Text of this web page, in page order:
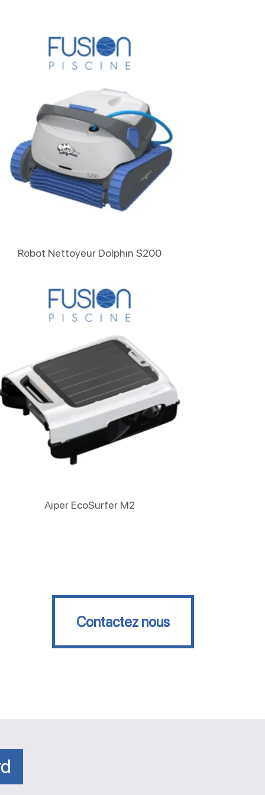
Robot Nettoyeur Dolphin S200
Aiper EcoSurfer M2
Contactez nous
Contactez nous